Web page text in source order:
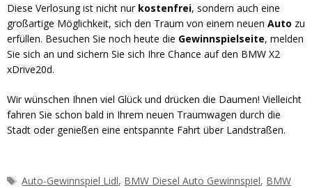
Diese Verlosung ist nicht nur kostenfrei, sondern auch eine
großartige Möglichkeit, sich den Traum von einem neuen Auto zu
erfüllen. Besuchen Sie noch heute die Gewinnspielseite, melden
Sie sich an und sichern Sie sich Ihre Chance auf den BMW X2
xDrive20d.
Wir wünschen Ihnen viel Glück und drücken die Daumen! Vielleicht
fahren Sie schon bald in Ihrem neuen Traumwagen durch die
Stadt oder genießen eine entspannte Fahrt über Landstraßen.
Schlagwörter
Auto-Gewinnspiel Lidl, BMW Diesel Auto Gewinnspiel, BMW